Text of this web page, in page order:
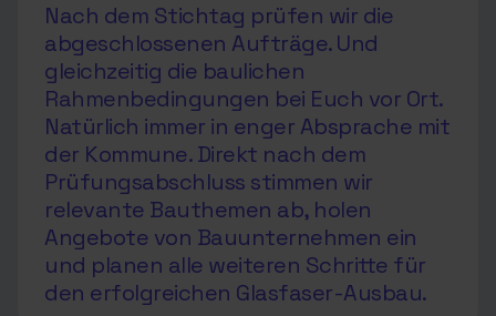
Nach dem Stichtag prüfen wir die
abgeschlossenen Aufträge. Und
gleichzeitig die baulichen
Rahmenbedingungen bei Euch vor Ort.
Natürlich immer in enger Absprache mit
der Kommune. Direkt nach dem
Prüfungsabschluss stimmen wir
relevante Bauthemen ab, holen
Angebote von Bauunternehmen ein
und planen alle weiteren Schritte für
den erfolgreichen Glasfaser-Ausbau.